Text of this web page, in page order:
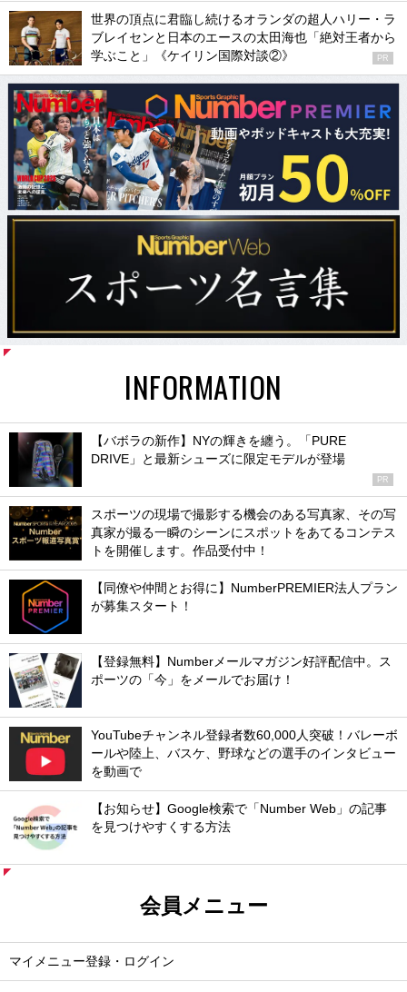
世界の頂点に君臨し続けるオランダの超人ハリー・ラ
ブレイセンと日本のエースの太田海也「絶対王者から
学ぶこと」《ケイリン国際対談②》
PR
INFORMATION
【バボラの新作】NYの輝きを纏う。「PURE
DRIVE」と最新シューズに限定モデルが登場
PR
スポーツの現場で撮影する機会のある写真家、その写
真家が撮る一瞬のシーンにスポットをあてるコンテス
トを開催します。作品受付中！
【同僚や仲間とお得に】NumberPREMIER法人プラン
が募集スタート！
【登録無料】Numberメールマガジン好評配信中。ス
ポーツの「今」をメールでお届け！
YouTubeチャンネル登録者数60,000人突破！バレーボ
ールや陸上、バスケ、野球などの選手のインタビュー
を動画で
【お知らせ】Google検索で「Number Web」の記事
を見つけやすくする方法
会員メニュー
マイメニュー登録・ログイン